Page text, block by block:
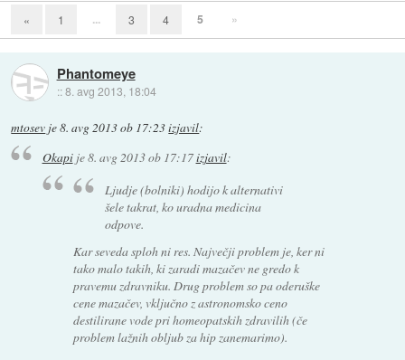
« 1 ... 3 4 5 »
Phantomeye
::8. avg 2013, 18:04
mtosev je8. avg 2013 ob 17:23izjavil:
Okapije8. avg 2013 ob 17:17izjavil:
Ljudje (bolniki) hodijo k alternativi
šele takrat, ko uradna medicina
odpove.
Kar seveda sploh ni res. Največji problem je, ker ni
tako malo takih, ki zaradi mazačev ne gredo k
pravemu zdravniku. Drug problem so pa oderuške
cene mazačev, vključno z astronomsko ceno
destilirane vode pri homeopatskih zdravilih (če
problem lažnih obljub za hip zanemarimo).